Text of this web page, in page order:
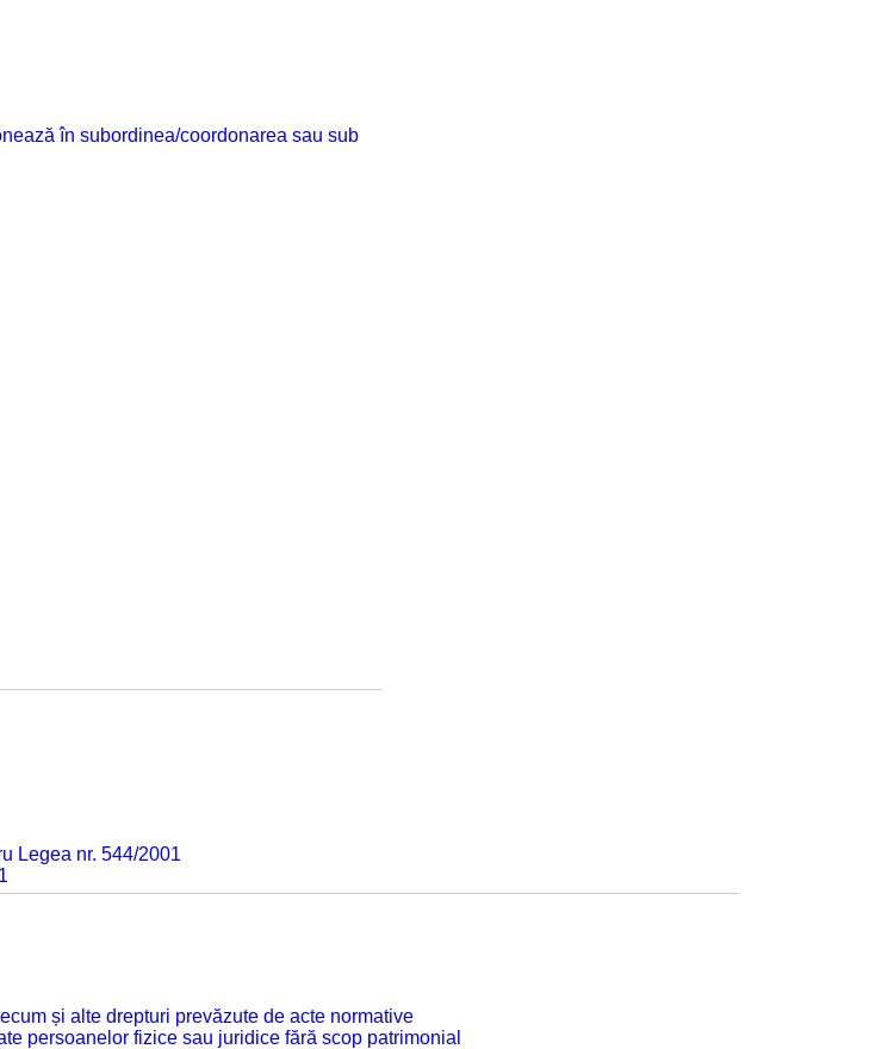
în subordinea/coordonarea sau sub
Legea nr. 544/2001
și alte drepturi prevăzute de acte normative
persoanelor fizice sau juridice fără scop patrimonial